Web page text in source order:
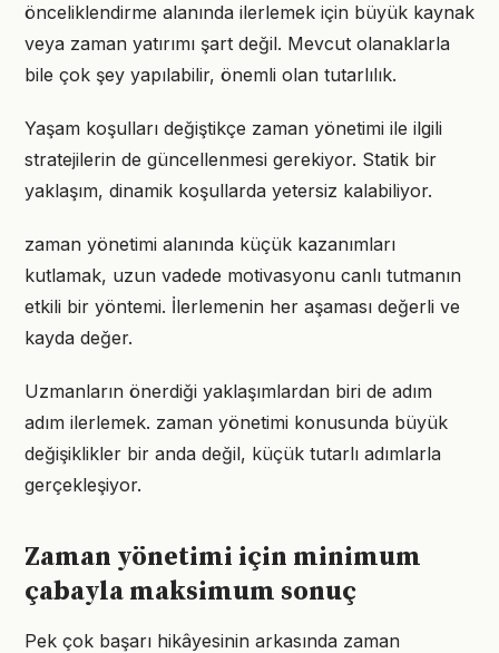
önceliklendirme alanında ilerlemek için büyük kaynak
veya zaman yatırımı şart değil. Mevcut olanaklarla
bile çok şey yapılabilir, önemli olan tutarlılık.
Yaşam koşulları değiştikçe zaman yönetimi ile ilgili
stratejilerin de güncellenmesi gerekiyor. Statik bir
yaklaşım, dinamik koşullarda yetersiz kalabiliyor.
zaman yönetimi alanında küçük kazanımları
kutlamak, uzun vadede motivasyonu canlı tutmanın
etkili bir yöntemi. İlerlemenin her aşaması değerli ve
kayda değer.
Uzmanların önerdiği yaklaşımlardan biri de adım
adım ilerlemek. zaman yönetimi konusunda büyük
değişiklikler bir anda değil, küçük tutarlı adımlarla
gerçekleşiyor.
Zaman yönetimi için minimum
çabayla maksimum sonuç
Pek çok başarı hikâyesinin arkasında zaman